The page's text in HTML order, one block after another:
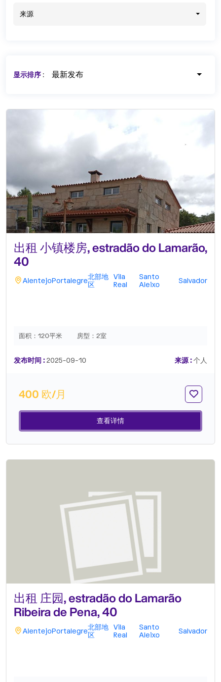
来源
显示排序 : 最新发布
出租 小镇楼房, estradão do Lamarão,
40
AlentejoPortalegre北部地
区
Vila
Real
Santo
Aleixo
Salvador
面积： 120平米 房型： 2室
发布时间 :2025-09-10 来源 :个人
400 欧/月
查看详情
出租 庄园, estradão do Lamarão
Ribeira de Pena, 40
AlentejoPortalegre北部地
区
Vila
Real
Santo
Aleixo
Salvador